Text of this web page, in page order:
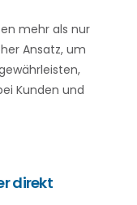
mehr als nur
Ansatz, um
Kunden und
direkt